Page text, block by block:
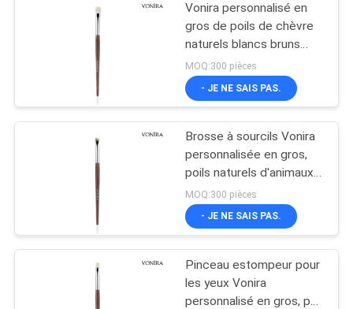
Brosse de lecture
professionnelle de
maquillage
25
Brosse de lecture de
maquillage de
voyage
Vonira personnalisé en
gros de poils de chèvre
naturels blancs bruns
maillot de maquillage
éboulis pinceau de
teinture
MOQ:300 pièces
- JE NE SAIS PAS.
Brosse à sourcils Vonira
personnalisée en gros,
poils naturels d'animaux,
manche en ébène marron
MOQ:300 pièces
- JE NE SAIS PAS.
Pinceau estompeur pour
les yeux Vonira
personnalisé en gros, poil